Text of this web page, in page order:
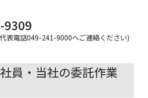
9309
表電話049-241-9000へご連絡ください)
員・当社の委託作業